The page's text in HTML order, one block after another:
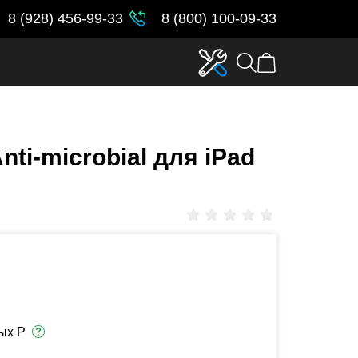
8 (928) 456-99-33 8 (800) 100-09-33
microbial для iPad
Р